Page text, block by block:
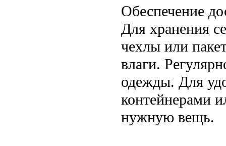
Обеспечение
Для хранения
чехлы или
влаги.
одежды. Для
контейнерами
нужную вещь.